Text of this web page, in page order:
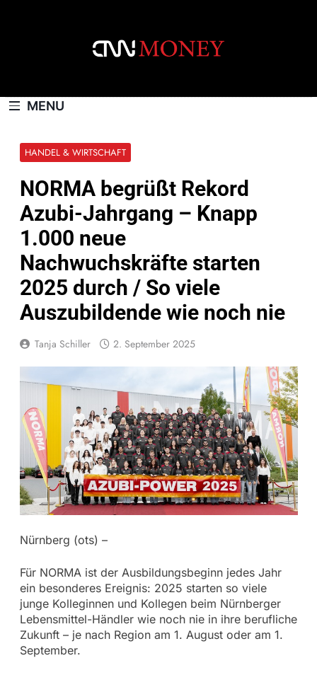
MENU
HANDEL & WIRTSCHAFT
NORMA begrüßt Rekord
Azubi-Jahrgang – Knapp
1.000 neue
Nachwuchskräfte starten
2025 durch / So viele
Auszubildende wie noch nie
Tanja Schiller 2. September 2025
Nürnberg (ots) –
Für NORMA ist der Ausbildungsbeginn jedes Jahr
ein besonderes Ereignis: 2025 starten so viele
junge Kolleginnen und Kollegen beim Nürnberger
Lebensmittel-Händler wie noch nie in ihre berufliche
Zukunft – je nach Region am 1. August oder am 1.
September.